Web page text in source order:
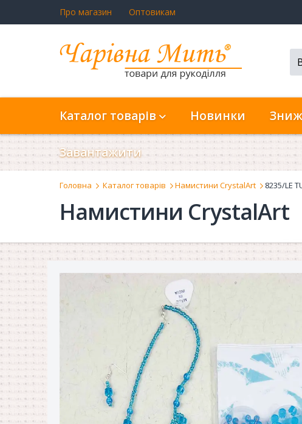
Про магазин Оптовикам
Каталог товарів Новинки
Завантажити
Головна Каталог товарів Намистини CrystalArt 8235/LE
Намистини CrystalArt